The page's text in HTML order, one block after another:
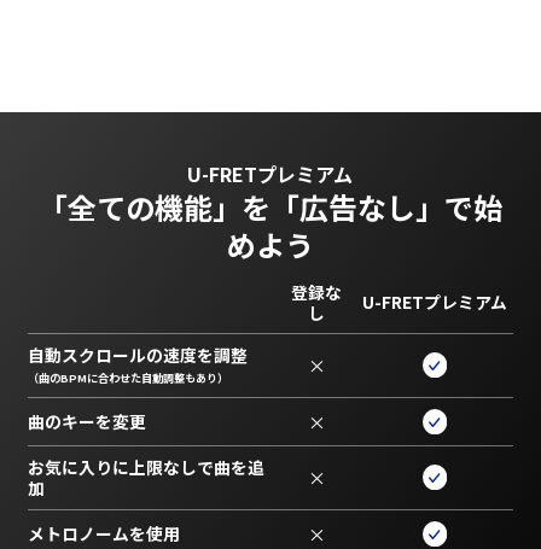
U-FRETプレミアム
「全ての機能」を 「広告なし」で始
めよう
登録な
し
U-FRETプレミアム
自動スクロールの速度を調整
（曲のBPMに合わせた自動調整もあり） ×
曲のキーを変更 ×
お気に入りに上限なしで曲を追
加
×
メトロノームを使用 ×